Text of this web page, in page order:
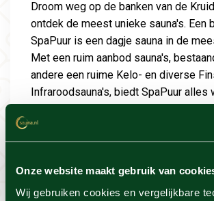
Onze website maakt gebruik van
Wij gebruiken cookies en vergelijkbare
Droom weg op de banken van de
ontdek de meest unieke sauna's. Een
SpaPuur is een dagje sauna in de
Met een ruim aanbod sauna's,
andere een ruime Kelo- en diverse
Infraroodsauna's, biedt SpaPuur alles